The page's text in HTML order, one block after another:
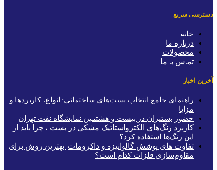
سریع
خانه
درباره ما
محصولات
تماس با ما
اخبار
راهنمای جامع انتخاب بست‌های ساختمانی: انواع، کاربردها و
مزایا
حضور بستیران در بیست و هشتمین نمایشگاه نفت تهران
کاربرد رنگ‌های الکترواستاتیک مشکی در بست ، چرا باید از
این رنگ‌ها استفاده کرد؟
تفاوت های پوشش گالوانیزه و داکرومات| بهترین روش برای
مقاوم‌سازی فلزات کدام است؟